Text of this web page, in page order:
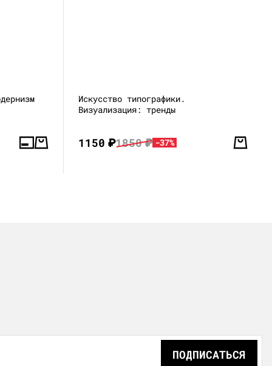
Искусство типографики.
Визуализация: тренды
1150₽1850₽ -37%
ПОДПИСАТЬСЯ